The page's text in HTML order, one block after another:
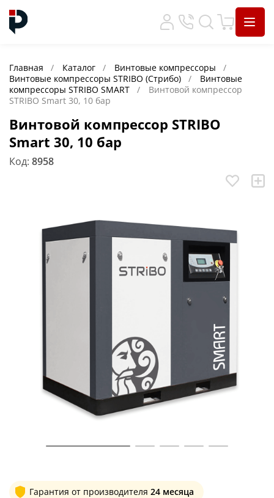
Главная Каталог
Винтовые компрессоры
Винтовые компрессоры STRIBO (Стрибо)
Винтовые
компрессоры STRIBO SMART
Винтовой компрессор
STRIBO Smart 30, 10 бар
Винтовой компрессор STRIBO
Smart 30, 10 бар
Код: 8958
Гарантия от производителя 24 месяца